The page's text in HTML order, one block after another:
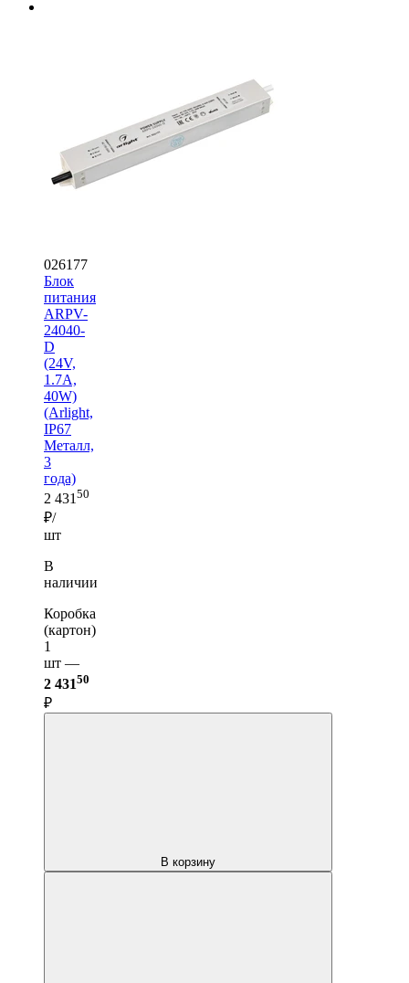
026177
Блок
питания
ARPV-
24040-
D
(24V,
1.7A,
40W)
(Arlight,
IP67
Металл,
3
года)
2 431 50
₽/
шт
В
наличии
Коробка
(картон)
1
шт —
2 43150
₽
В корзину